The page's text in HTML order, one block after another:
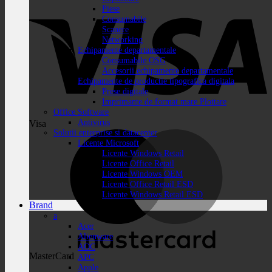
Visa
MasterCard
Piese
Consumabile
Scanere
Networking
Echipamente departamentale
Consumabile OSG
Accesorii echipamente departamentale
Echipamente de productie tipografica digitala
Prese digitale
Imprimante de format mare Plottare
Office Software
Antivirus
Solutii enterprise si datacenter
Licente Microsoft
Licente Windows Retail
Licente Office Retail
Licente Windows OEM
Licente Office Retail ESD
Licente Windows Retail ESD
Brand
a
Acer
Alienware
AOC
APC
Apple